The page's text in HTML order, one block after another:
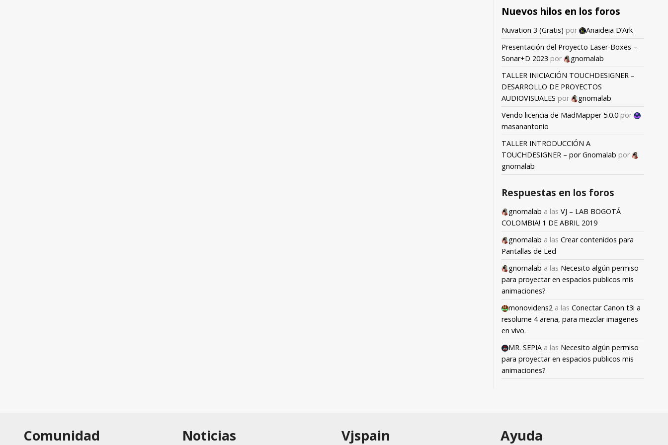
Nuevos hilos en los foros
Nuvation 3 (Gratis) por
Anaideia D’Ark
Presentación del Proyecto Laser-Boxes –
Sonar+D 2023 por
gnomalab
TALLER INICIACIÓN TOUCHDESIGNER –
DESARROLLO DE PROYECTOS
AUDIOVISUALES por
gnomalab
Vendo licencia de MadMapper 5.0.0 por
masanantonio
TALLER INTRODUCCIÓN A
TOUCHDESIGNER – por Gnomalab por
gnomalab
Respuestas en los foros
gnomalab a las VJ – LAB BOGOTÁ
COLOMBIA! 1 DE ABRIL 2019
gnomalab a las Crear contenidos para
Pantallas de Led
gnomalab a las Necesito algún permiso
para proyectar en espacios publicos mis
animaciones?
monovidens2 a las Conectar Canon t3i a
resolume 4 arena, para mezclar imagenes
en vivo.
MR. SEPIA a las Necesito algún permiso
para proyectar en espacios publicos mis
animaciones?
Comunidad Noticias Vjspain Ayuda